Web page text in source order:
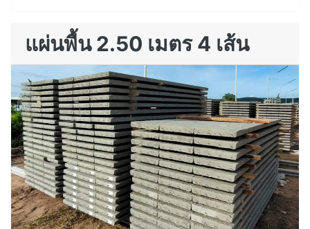
แผ่นพื้น 2.50 เมตร 4 เส้น